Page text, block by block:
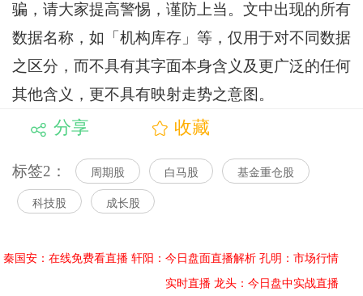
骗，请大家提高警惕，谨防上当。文中出现的所有
数据名称，如「机构库存」等，仅用于对不同数据
之区分，而不具有其字面本身含义及更广泛的任何
其他含义，更不具有映射走势之意图。
分享 收藏
标签2： 周期股 白马股 基金重仓股
科技股 成长股
秦国安：在线免费看直播 轩阳：今日盘面直播解析 孔明：市场行情
实时直播 龙头：今日盘中实战直播